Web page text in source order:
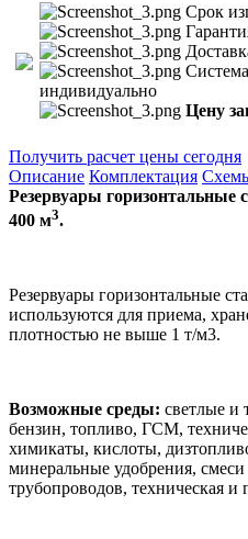
Срок
индивидуально
Цену
Получить расчет цены сегодня
Описание Комплектация
Резервуары горизонтальные
400 м3.
Резервуары горизонтальные
используются для приема,
плотностью не выше 1 т/м3.
Возможные среды: светлые и
бензин, топливо, ГСМ,
химикаты, кислоты,
минеральные удобрения, смеси
трубопроводов, техническая и